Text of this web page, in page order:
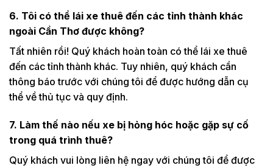
6. Tôi có thể lái xe thuê đến các tỉnh thành khác
ngoài Cần Thơ được không?
Tất nhiên rồi! Quý khách hoàn toàn có thể lái xe thuê
đến các tỉnh thành khác. Tuy nhiên, quý khách cần
thông báo trước với chúng tôi để được hướng dẫn cụ
thể về thủ tục và quy định.
7. Làm thế nào nếu xe bị hỏng hóc hoặc gặp sự cố
trong quá trình thuê?
Quý khách vui lòng liên hệ ngay với chúng tôi để được